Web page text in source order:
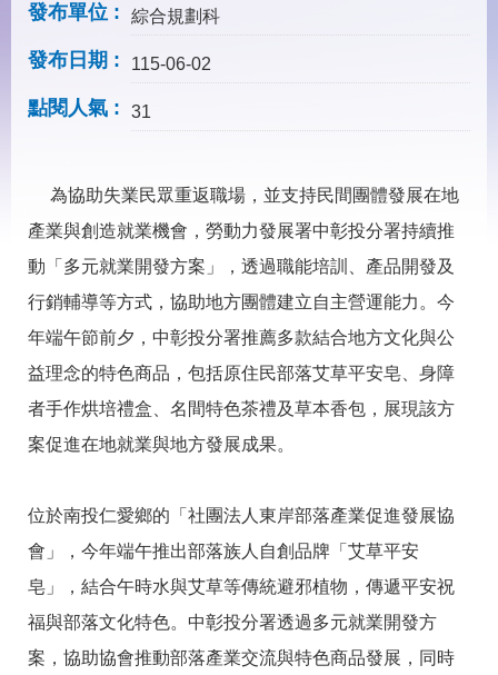
常
見
問
網
站
導
覽
回
首
頁
English
民
意
信
箱
見
問
答
語
詞
彙
RSS
私
府
發布單位 綜合規劃科
發布日期 115-06-02
點閱人氣 31
為協助失業民眾重返職場，並支持民間團體發展在地
產業與創造就業機會，勞動力發展署中彰投分署持續推
動「多元就業開發方案」，透過職能培訓、產品開發及
行銷輔導等方式，協助地方團體建立自主營運能力。今
年端午節前夕，中彰投分署推薦多款結合地方文化與公
益理念的特色商品，包括原住民部落艾草平安皂、身障
者手作烘培禮盒、名間特色茶禮及草本香包，展現該方
案促進在地就業與地方發展成果。
位於南投仁愛鄉的「社團法人東岸部落產業促進發展協
會」，今年端午推出部落族人自創品牌「艾草平安
皂」，結合午時水與艾草等傳統避邪植物，傳遞平安祝
福與部落文化特色。中彰投分署透過多元就業開發方
案，協助協會推動部落產業交流與特色商品發展，同時